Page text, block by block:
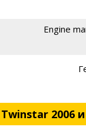
Engine
2006 и